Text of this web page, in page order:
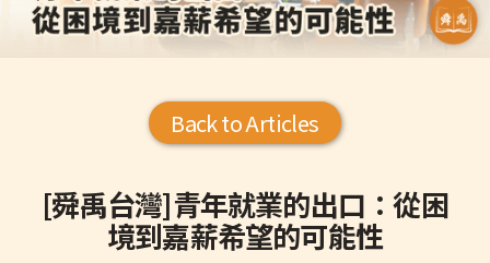
Back to Articles
[舜禹台灣]青年就業的出口：從困
境到嘉薪希望的可能性